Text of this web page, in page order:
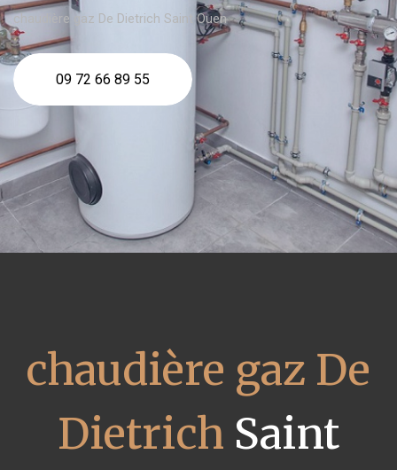
chaudière gaz De Dietrich Saint Ouen
09 72 66 89 55
chaudière gaz De
Dietrich Saint